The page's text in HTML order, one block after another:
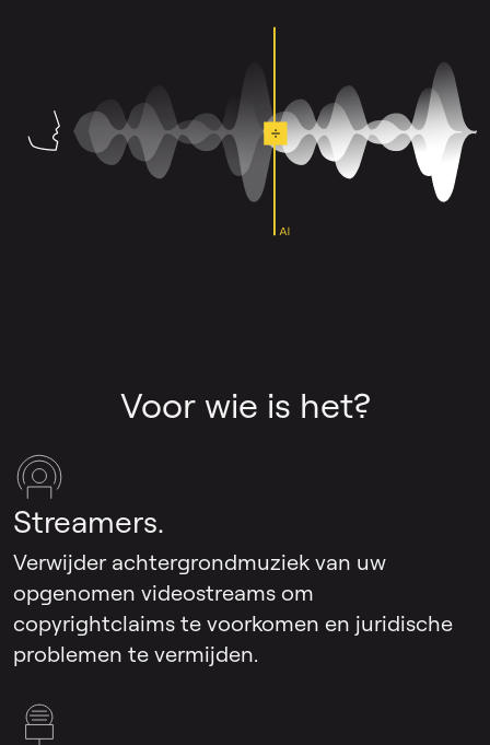
Voor wie is het?
Streamers.
Verwijder achtergrondmuziek van uw
opgenomen videostreams om
copyrightclaims te voorkomen en juridische
problemen te vermijden.